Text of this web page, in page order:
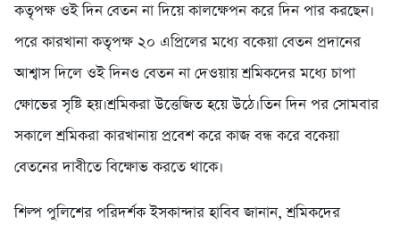
কতৃপক্ষ ওই দিন বেতন না দিয়ে কালক্ষেপন করে দিন পার করছেন।
পরে কারখানা কতৃপক্ষ ২০ এপ্রিলের মধ্যে বকেয়া বেতন প্রদানের
আশ্বাস দিলে ওই দিনও বেতন না দেওয়ায় শ্রমিকদের মধ্যে চাপা
ক্ষোভের সৃষ্টি হয়।শ্রমিকরা উত্তেজিত হয়ে উঠে।তিন দিন পর সোমবার
সকালে শ্রমিকরা কারখানায় প্রবেশ করে কাজ বন্ধ করে বকেয়া
বেতনের দাবীতে বিক্ষোভ করতে থাকে।
শিল্প পুলিশের পরিদর্শক ইসকান্দার হাবিব জানান, শ্রমিকদের